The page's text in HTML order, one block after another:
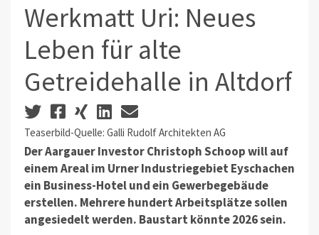
Werkmatt Uri: Neues
Leben für alte
Getreidehalle in Altdorf
Teaserbild-Quelle: Galli Rudolf Architekten AG
Der Aargauer Investor Christoph Schoop will auf
einem Areal im Urner Industriegebiet Eyschachen
ein Business-Hotel und ein Gewerbegebäude
erstellen. Mehrere hundert Arbeitsplätze sollen
angesiedelt werden. Baustart könnte 2026 sein.